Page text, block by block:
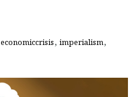
economiccrisis, imperialism,